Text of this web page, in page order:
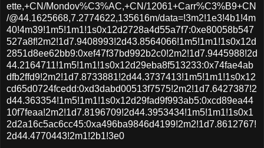
ette,+CN/Mondov%C3%AC,+CN/12061+Carr%C3%B9+CN
/@44.1625668,7.2774622,135616m/data=!3m2!1e3!4b1!4m
40!4m39!1m5!1m1!1s0x12d2728a4d55a7f7:0xe80058b547
527a8f!2m2!1d7.9408993!2d43.8564066!1m5!1m1!1s0x12d
2851d8ee62bb9:0xef47f37bd992b2c0!2m2!1d7.9445988!2d
44.2164711!1m5!1m1!1s0x12d29eba8f513233:0x74fae4ab
dfb2ffd9!2m2!1d7.8733881!2d44.3737413!1m5!1m1!1s0x12
cd65d0724fcedd:0xd3dabd00513f7575!2m2!1d7.6427387!2
d44.363354!1m5!1m1!1s0x12d29fad9f993ab5:0xcd89ea44
10f7feaa!2m2!1d7.8196709!2d44.3953434!1m5!1m1!1s0x1
2d2a16c5ac6cc45:0xa496ba9846d4199!2m2!1d7.8612767!
2d44.4770443!2m1!2b1!3e0